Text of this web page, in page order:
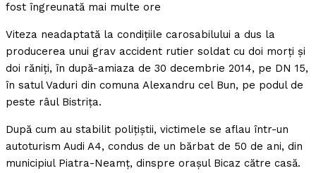
fost îngreunată mai multe ore
Viteza neadaptată la condiţiile carosabilului a dus la
producerea unui grav accident rutier soldat cu doi morţi şi
doi răniţi, în după-amiaza de 30 decembrie 2014, pe DN 15,
în satul Vaduri din comuna Alexandru cel Bun, pe podul de
peste râul Bistriţa.
După cum au stabilit poliţiştii, victimele se aflau într-un
autoturism Audi A4, condus de un bărbat de 50 de ani, din
municipiul Piatra-Neamţ, dinspre oraşul Bicaz către casă.